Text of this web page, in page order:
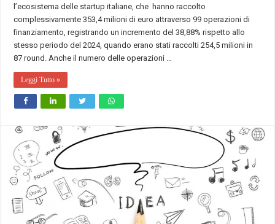
l’ecosistema delle startup italiane, che hanno raccolto
complessivamente 353,4 milioni di euro attraverso 99 operazioni di
finanziamento, registrando un incremento del 38,88% rispetto allo
stesso periodo del 2024, quando erano stati raccolti 254,5 milioni in
87 round. Anche il numero delle operazioni …
Leggi Tutto »